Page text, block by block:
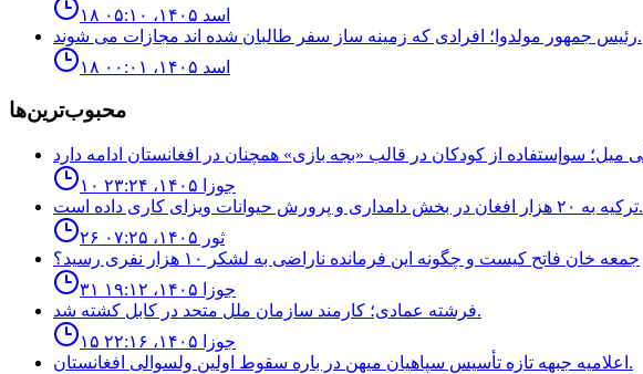
۱۸ اسد ۱۴۰۵، ۰۵:۱۰
رئيس جمهور مولدوا؛ افرادى كه زمينه ساز سفر طالبان شده اند مجازات مى شوند.
۱۸ اسد ۱۴۰۵، ۰۰:۰۱
محبوب‌ترین‌ها
۱۰ جوزا ۱۴۰۵، ۲۳:۲۴
ترکیه به ۲۰ هزار افغان در بخش دامداری و پرورش حیوانات ویزای کاری داده است.
۲۶ ثور ۱۴۰۵، ۰۷:۲۵
جمعه خان فاتح كيست و چگونه اين فرمانده ناراضى به لشكر ١٠ هزار نفرى رسيد؟
۳۱ جوزا ۱۴۰۵، ۱۹:۱۲
فرشته عمادى؛ كارمند سازمان ملل متحد در كابل كشته شد.
۱۵ جوزا ۱۴۰۵، ۲۲:۱۶
اعلاميه جبهه تازه تأسيس سپاهيان ميهن در باره سقوط اولين ولسوالى افغانستان.